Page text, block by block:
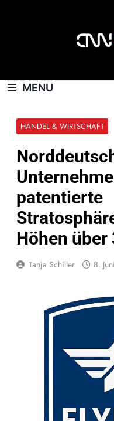
MENU
HANDEL & WIRTSCHAFT
patentierte
Höhen
Tanja Schiller 8.